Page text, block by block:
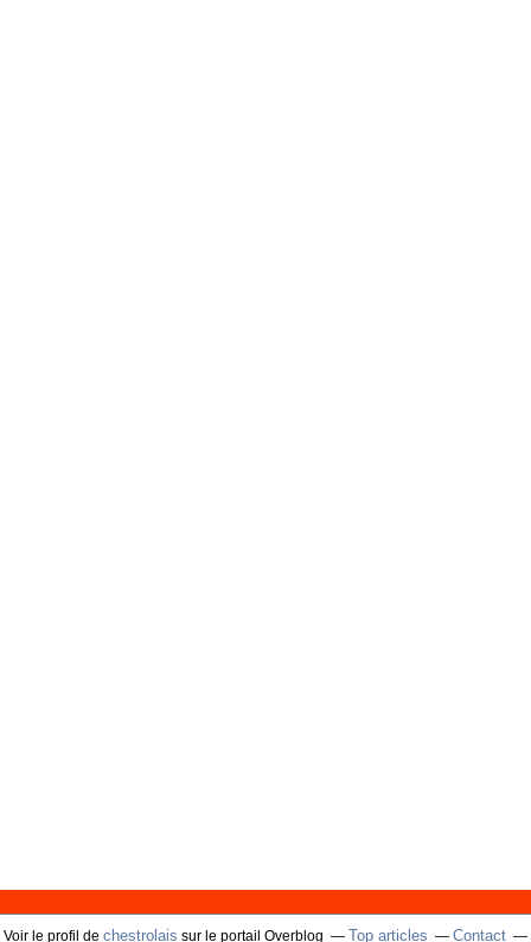
Voir le profil de chestrolais sur le portail Overblog Top articles Contact